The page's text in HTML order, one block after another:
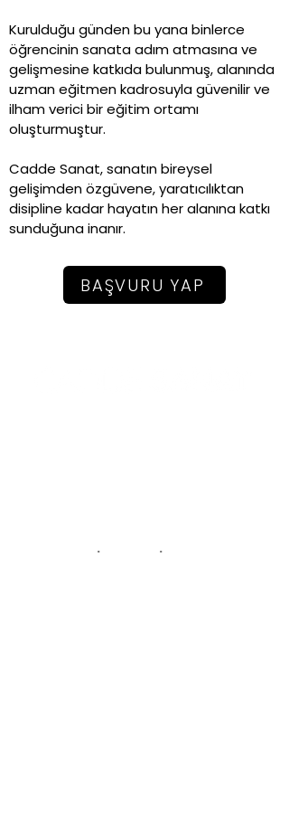
Kurulduğu günden bu yana binlerce
öğrencinin sanata adım atmasına ve
gelişmesine katkıda bulunmuş, alanında
uzman eğitmen kadrosuyla güvenilir ve
ilham verici bir eğitim ortamı
oluşturmuştur.
Cadde Sanat, sanatın bireysel
gelişimden özgüvene, yaratıcılıktan
disipline kadar hayatın her alanına katkı
sunduğuna inanır.
BAŞVURU YAP